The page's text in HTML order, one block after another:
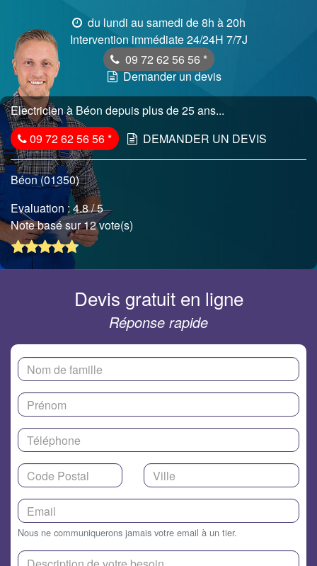
du lundi au samedi de 8h à 20h
Intervention immédiate 24/24H 7/7J
09 72 62 56 56 *
Demander un devis
Electricien à Béon depuis plus de 25 ans...
09 72 62 56 56* DEMANDER UN DEVIS
Béon (01350)
Evaluation :4.8/ 5
Note basé sur 12 vote(s)
Devis gratuit en ligne
Réponse rapide
Nous ne communiquerons jamais votre email à un tier.